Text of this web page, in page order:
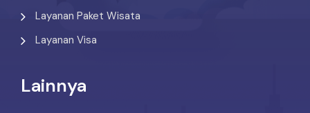
Layanan Paket Wisata
Layanan Visa
Lainnya